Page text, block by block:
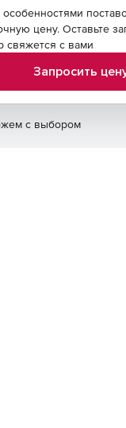
особенностями
цену. Оставьте
свяжется с вами
Запросить
с выбором